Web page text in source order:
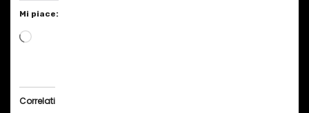
Mi piace:
C
i
Correlati